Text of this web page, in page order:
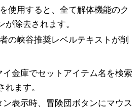
使用すると、全て解体機能のク
が除去されます。
の峡谷推奨レベルテキストが削
金庫でセットアイテム名を検索
れます。
表示時、冒険団ボタンにマウス